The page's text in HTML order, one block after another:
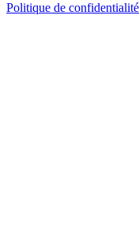
Politique de confidentialité